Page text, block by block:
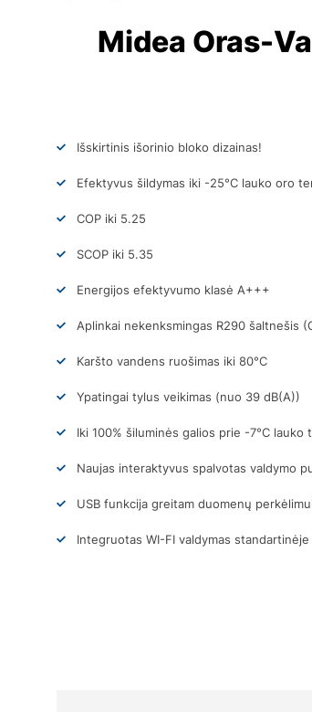
Midea Oras-
Išskirtinis išorinio bloko dizainas!
Efektyvus šildymas iki -25°C lauko oro
COP iki 5.25
SCOP iki 5.35
Energijos efektyvumo klasė A+++
Aplinkai nekenksmingas R290 šaltnešis
Karšto vandens ruošimas iki 80°C
Ypatingai tylus veikimas (nuo 39 dB(A))
Iki 100% šiluminės galios prie -7°C
Naujas interaktyvus spalvotas valdymo
USB funkcija greitam duomenų
Integruotas WI-FI valdymas